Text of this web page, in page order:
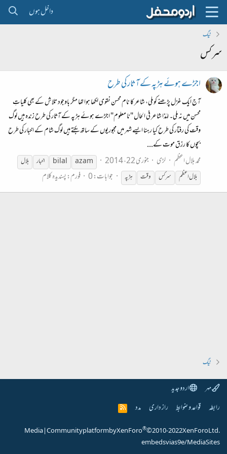
داخل ہوں
ٹیگ
سرکس
اجڑے ہوئے ہڑپہ کے آثار کی طرح
آج ایک غزل پڑھنے کو ملی، شاعر کا نام محسن نقوی لکھا ہوا تھا مگر باوجود تلاش کے بھی کلیاتِ
محسن میں نہ ملی۔ لہٰذا شاعر فی الحال "نا معلوم" اجڑے ہوئے ہڑپہ کے آثار کی طرح زندہ ہیں لوگ
وقت کی رفتار کی طرح کیا رہنا ایسے شہر میں مجبوریوں کے ساتھ بکتے ہیں لوگ شام کے اخبار کی طرح
بچوں کا رزق موت کے...
محمد بلال اعظم لڑی جنوری 22، 2014 azam
bilal اخبار
بلال
بلال اعظم
سرکس وقت ہڑپہ جوابات: 0 فورم:پسندیدہ کلام
ٹیگ
مہر
اردو جدید
رابطہ قواعد و ضوابط راز داری مدد
R
S
Community platform by XenForo®© 2010-2022 XenForo Ltd.
|
Media
embeds via s9e/MediaSites